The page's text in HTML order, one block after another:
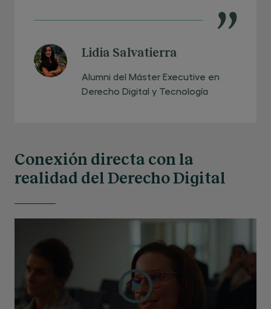
Lidia Salvatierra
Alumni del Máster Executive en
Derecho Digital y Tecnología
Conexión directa con la
realidad del Derecho Digital